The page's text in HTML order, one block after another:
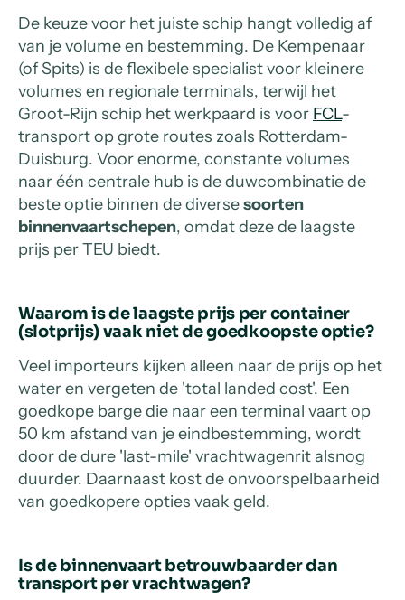
De keuze voor het juiste schip hangt volledig af
van je volume en bestemming. De Kempenaar
(of Spits) is de flexibele specialist voor kleinere
volumes en regionale terminals, terwijl het
Groot-Rijn schip het werkpaard is voor FCL-
transport op grote routes zoals Rotterdam-
Duisburg. Voor enorme, constante volumes
naar één centrale hub is de duwcombinatie de
beste optie binnen de diversesoorten
binnenvaartschepen, omdat deze de laagste
prijs per TEU biedt.
Waarom is de laagste prijs per container
(slotprijs) vaak niet de goedkoopste optie?
Veel importeurs kijken alleen naar de prijs op het
water en vergeten de 'total landed cost'. Een
goedkope barge die naar een terminal vaart op
50 km afstand van je eindbestemming, wordt
door de dure 'last-mile' vrachtwagenrit alsnog
duurder. Daarnaast kost de onvoorspelbaarheid
van goedkopere opties vaak geld.
Is de binnenvaart betrouwbaarder dan
transport per vrachtwagen?